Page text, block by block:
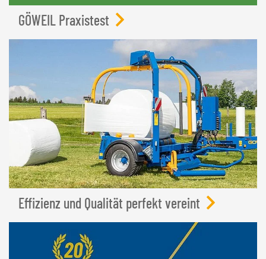
GÖWEIL Praxistest
Effizienz und Qualität perfekt vereint